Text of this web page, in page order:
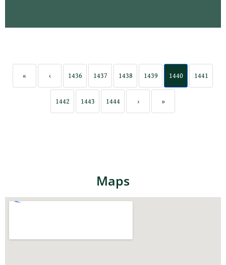
« ‹ 1436 1437 1438 1439 1440 1441
1442 1443 1444 › »
Maps